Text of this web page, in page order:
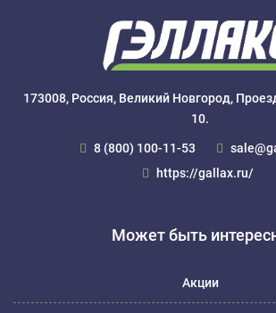
173008, Россия, Великий Новгород,
10.
8 (800) 100-11-53
https://gallax.ru/
Может быть
Акции